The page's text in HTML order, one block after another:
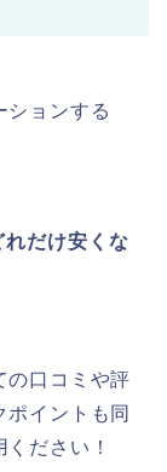
ションする
だけ安くな
の口コミや評
イントも同
ださい！